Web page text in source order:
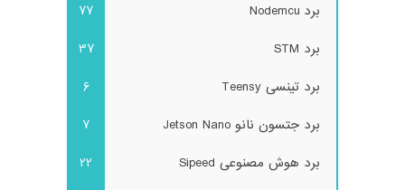
برد Nodemcu
77
برد STM
37
برد تینسی Teensy
6
برد جتسون نانو Jetson Nano
7
برد هوش مصنوعی Sipeed
22